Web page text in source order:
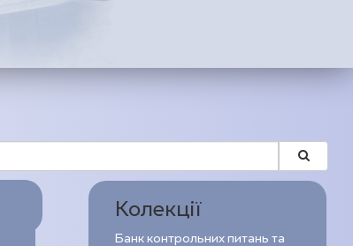
Колекції
Банк контрольних питань та